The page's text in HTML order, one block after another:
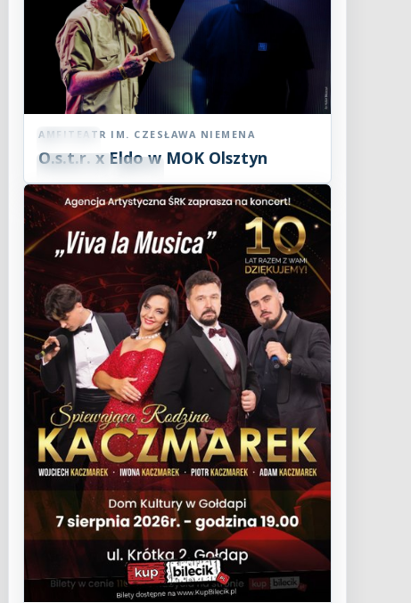
Koncert
07 SIE
2026
AMFITEATR IM. CZESŁAWA NIEMENA
O.s.t.r. x Eldo w MOK Olsztyn